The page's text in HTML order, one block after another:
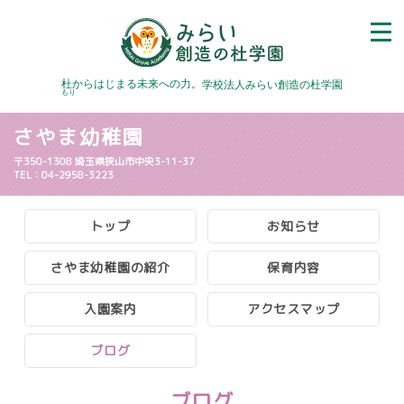
杜
もり
からはじまる未来への力。 学校法人みらい創造の杜学園
さやま幼稚園
〒350-1308 埼玉県狭山市中央3-11-37
TEL：04-2958-3223
トップ お知らせ
さやま幼稚園の紹介 保育内容
入園案内 アクセスマップ
ブログ